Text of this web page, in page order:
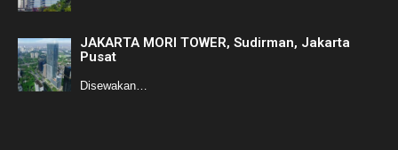
JAKARTA MORI TOWER, Sudirman, Jakarta
Pusat
Disewakan…